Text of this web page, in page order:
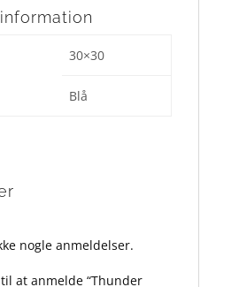
30×30
Blå
nogle anmeldelser.
at anmelde “Thunder